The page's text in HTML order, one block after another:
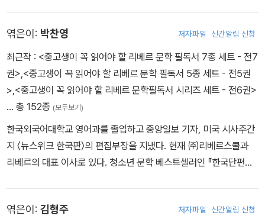
소설 쓰기의 모습은 시대를 헤쳐 나가는 염상섭이라는 한 개인의 역
사이기도 하면서, 동시에 거대한 물줄기로서 정립되어 가는 한국 문
학사 그 자체의 역사와 다름없다.
독자에게 윤리적 자각을 환기하는 그의 단편들은 한국 근대 단편소설
형식의 성숙을 이끌었다고 평가받는다.
「창조」를 중심으로 하여 '혜선의 사'를 시작으로 여러 편의 단편 및 중
편소설을 발표하였다. 그의 대표작인 '화수분'은 1925년 「조선문단」
에 발표되었다. 1927년 목사가 되어 각종 목회 활동에 주력하였으며,
감리교신학교 교수와 「기독신문」의 주간을 지냈다. 이후 국립맹아학
교 교장, 중앙신학교 교수, 「한국복음신문」등의 주간을 역임하였으며,
적 색채를 작품 속에 담아냈다.
엮은이: 박찬영 저자파일 신간알림 신청
최근작 : <중고생이 꼭 읽어야 할 리베르 문학 필독서 7종 세트 - 전7
권>,<중고생이 꼭 읽어야 할 리베르 문학 필독서 5종 세트 - 전5권
>,<중고생이 꼭 읽어야 할 리베르 문학필독서 시리즈 세트 - 전6권>
… 총 152종 (모두보기)
한국외국어대학교 영어과를 졸업하고 중앙일보 기자, 미국 시사주간
지 〈뉴스위크 한국판〉의 편집부장을 지냈다. 현재 ㈜리베르스쿨과
리베르의 대표 이사로 있다. 청소년 문학 베스트셀러인 『한국단편소
답사 여행에서 확인한 지리와 역사의 현장을 글과 사진으로 생생하게
엮은이: 김형주 저자파일 신간알림 신청